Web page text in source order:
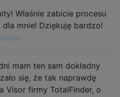
Właśnie zabicie procesu
dla mnie! Dziękuję bardzo!
mam ten sam dokładny
się, że tak naprawdę
Visor firmy TotalFinder, o